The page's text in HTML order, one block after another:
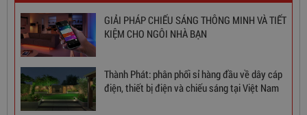
GIẢI PHÁP CHIẾU SÁNG THÔNG MINH VÀ TIẾT
KIỆM CHO NGÔI NHÀ BẠN
Thành Phát: phân phối sỉ hàng đầu về dây cáp
điện, thiết bị điện và chiếu sáng tại Việt Nam